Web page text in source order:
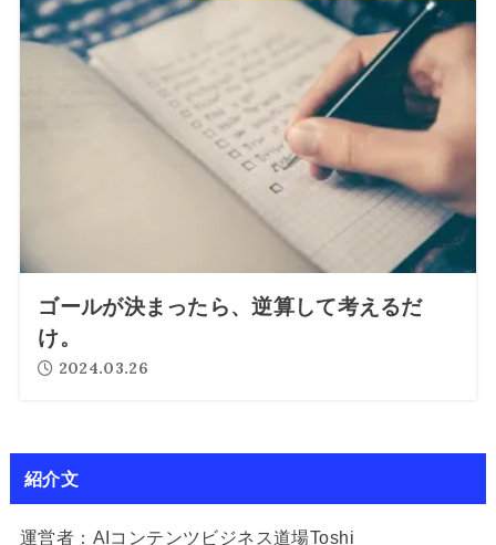
ゴールが決まったら、逆算して考えるだ
け。
2024.03.26
紹介文
運営者：AIコンテンツビジネス道場Toshi